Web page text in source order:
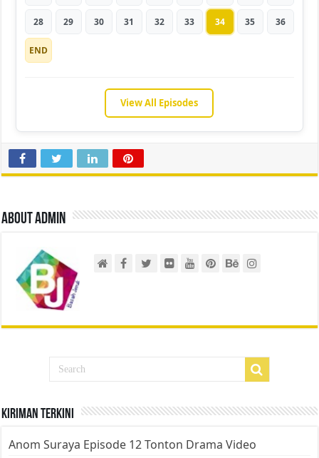
28 29 30 31 32 33 34 35 36
END
View All Episodes
About admin
Kiriman Terkini
Anom Suraya Episode 12 Tonton Drama Video